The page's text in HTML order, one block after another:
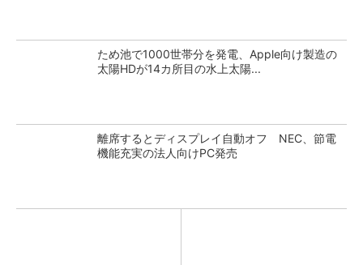
ため池で1000世帯分を発電、Apple向け製造の
太陽HDが14カ所目の水上太陽...
離席するとディスプレイ自動オフ NEC、節電
機能充実の法人向けPC発売